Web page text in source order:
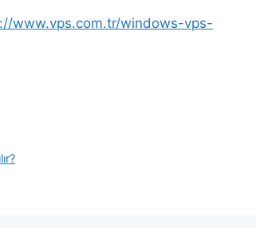
www.vps.com.tr/windows-vps-